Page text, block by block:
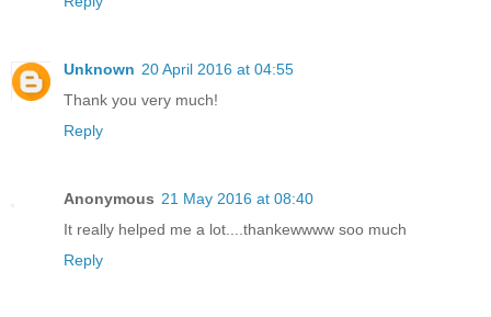
Unknown 20 April 2016 at 04:55
Thank you very much!
Reply
Anonymous 21 May 2016 at 08:40
It really helped me a lot....thankewwww soo much
Reply